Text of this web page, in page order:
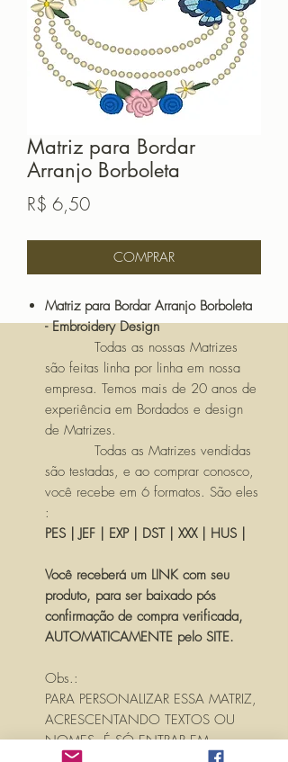
Matriz para Bordar
Arranjo Borboleta
R$ 6,50Preço
COMPRAR
Matriz para Bordar Arranjo Borboleta
- Embroidery Design
Todas as nossas Matrizes
são feitas linha por linha em nossa
empresa. Temos mais de 20 anos de
experiência em Bordados e design
de Matrizes.
Todas as Matrizes vendidas
são testadas, e ao comprar conosco,
você recebe em 6 formatos. São eles
:
PES | JEF | EXP | DST | XXX | HUS |
Você receberá um LINK com seu
produto, para ser baixado pós
confirmação de compra verificada,
AUTOMATICAMENTE pelo SITE.
Obs.:
PARA PERSONALIZAR ESSA MATRIZ,
ACRESCENTANDO TEXTOS OU
NOMES, É SÓ ENTRAR EM